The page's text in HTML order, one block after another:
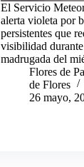
El Servicio
alerta violeta por
persistentes que
visibilidad
madrugada del
Flores de
de Flores
26 mayo,